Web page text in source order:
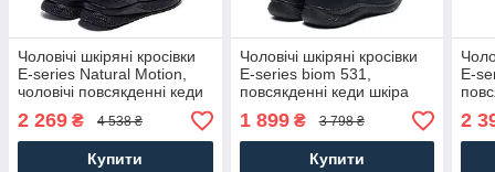
Чоловічі шкіряні кросівки
Е-series Natural Motion,
чоловічі повсякденні кеди
шкіра чорні. Чоловіче
взуття
2 269 ₴ 4 538 ₴
Купити
Чоловічі шкіряні кросівки
Е-series biom 531,
повсякденні кеди шкіра
чорні. Чоловіче взуття
весна осінь
1 899₴ 3 798 ₴
Купити
Е-
2